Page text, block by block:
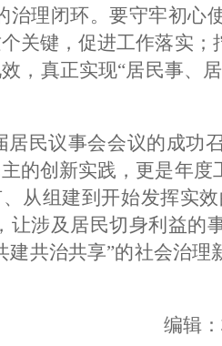
治理闭环。要守牢初心
关键，促进工作落实
，真正实现“居民事、
居民议事会会议的成功
的创新实践，更是年
从组建到开始发挥实
让涉及居民切身利益的
建共治共享”的社会治
编辑